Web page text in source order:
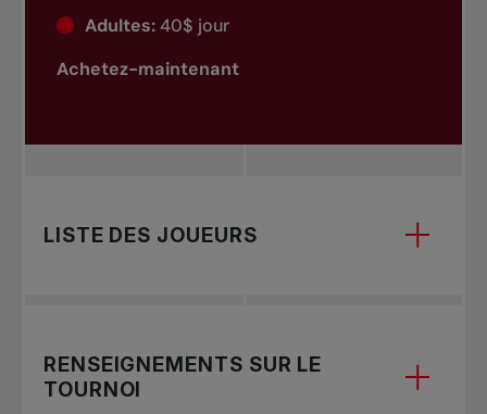
Adultes:40$ jour
Achetez-maintenant
LISTE DES JOUEURS
RENSEIGNEMENTS SUR LE
TOURNOI